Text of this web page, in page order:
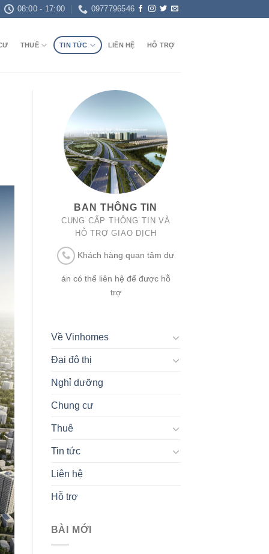
08:00 - 17:00 0977796546
THUÊ TIN TỨC LIÊN HỆ HỖ TRỢ
BAN THÔNG TIN
CUNG CẤP THÔNG TIN VÀ
HỖ TRỢ GIAO DỊCH
Khách hàng quan tâm dự
án có thể liên hệ để được hỗ
trợ
Về Vinhomes
Đại đô thị
Nghỉ dưỡng
Chung cư
Thuê
Tin tức
Liên hệ
Hỗ trợ
BÀI MỚI